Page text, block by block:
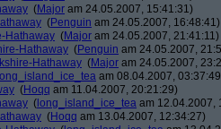
(Major am 24.05.2007, 15:41:31)
(Penguin am 24.05.2007, 16:48:41)
Hathaway (Major am 24.05.2007, 21:41:11)
Hathaway (Penguin am 24.05.2007,
Hathaway (Major am 24.05.2007,
long_island_ice_tea am 08.04.2007,
(Hoqq am 11.04.2007, 20:21:29)
( long_island_ice_tea am 12.04.2007,
(Hoqq am 13.04.2007, 12:34:27)